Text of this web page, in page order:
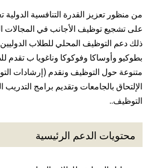
من منظور تعزيز القدرة التنافسية
على تشجيع توظيف الأجانب في المجالات
ذلك دعم التوظيف المحلي للطلاب
بطوكيو وأوساكا وفوكوكا وناغويا ب تقدم
متنوعة حول التوظيف ونقدم (إرشادات
الإلتحاق بالجامعات وتقديم برامج التدريب
التوظيف..
محتويات الدعم الرئيسية